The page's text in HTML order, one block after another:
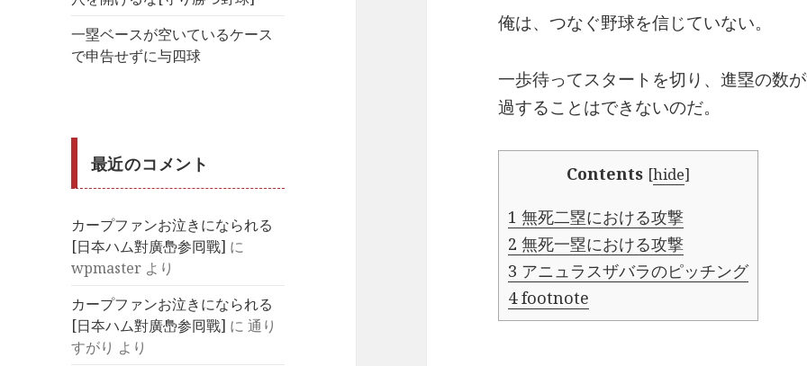
一塁ベースが空いているケース
で申告せずに与四球
最近のコメント
カープファンお泣きになられる
[日夲ハム對廣㠀参囘戰] に
wpmaster より
カープファンお泣きになられる
[日夲ハム對廣㠀参囘戰] に通り
すがり より
俺は、つなぐ野球を信じていない。
一歩待ってスタートを切り、進塁の数
過することはできないのだ。
Contents [hide]
1 無死二塁における攻撃
2 無死一塁における攻撃
3 アニュラスザバラのピッチング
4footnote